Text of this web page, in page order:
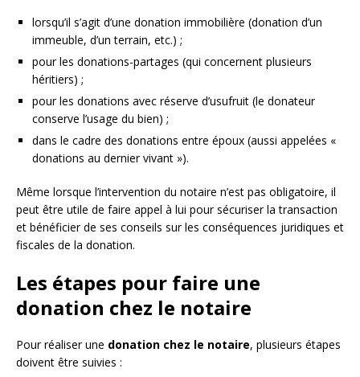
lorsqu’il s’agit d’une donation immobilière (donation d’un
immeuble, d’un terrain, etc.) ;
pour les donations-partages (qui concernent plusieurs
héritiers) ;
pour les donations avec réserve d’usufruit (le donateur
conserve l’usage du bien) ;
dans le cadre des donations entre époux (aussi appelées «
donations au dernier vivant »).
Même lorsque l’intervention du notaire n’est pas obligatoire, il
peut être utile de faire appel à lui pour sécuriser la transaction
et bénéficier de ses conseils sur les conséquences juridiques et
fiscales de la donation.
Les étapes pour faire une
donation chez le notaire
Pour réaliser une donation chez le notaire, plusieurs étapes
doivent être suivies :